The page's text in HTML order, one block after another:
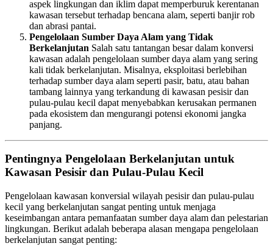
aspek lingkungan dan iklim dapat memperburuk kerentanan
kawasan tersebut terhadap bencana alam, seperti banjir rob
dan abrasi pantai.
Pengelolaan Sumber Daya Alam yang Tidak
Berkelanjutan Salah satu tantangan besar dalam konversi
kawasan adalah pengelolaan sumber daya alam yang sering
kali tidak berkelanjutan. Misalnya, eksploitasi berlebihan
terhadap sumber daya alam seperti pasir, batu, atau bahan
tambang lainnya yang terkandung di kawasan pesisir dan
pulau-pulau kecil dapat menyebabkan kerusakan permanen
pada ekosistem dan mengurangi potensi ekonomi jangka
panjang.
Pentingnya Pengelolaan Berkelanjutan untuk
Kawasan Pesisir dan Pulau-Pulau Kecil
Pengelolaan kawasan konversial wilayah pesisir dan pulau-pulau
kecil yang berkelanjutan sangat penting untuk menjaga
keseimbangan antara pemanfaatan sumber daya alam dan pelestarian
lingkungan. Berikut adalah beberapa alasan mengapa pengelolaan
berkelanjutan sangat penting: